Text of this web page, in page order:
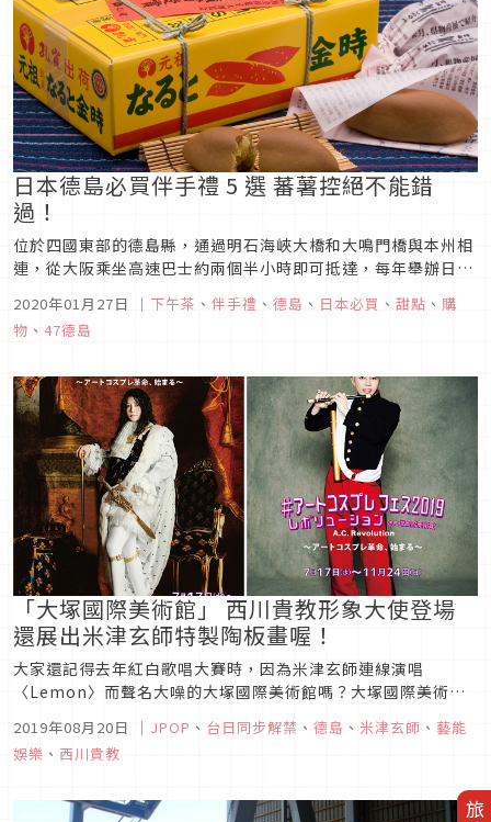
日本德島必買伴手禮 5 選 蕃薯控絕不能錯
過！
位於四國東部的德島縣，通過明石海峽大橋和大鳴門橋與本州相
連，從大阪乘坐高速巴士約兩個半小時即可抵達，每年舉辦日本
最大規模的阿波舞慶典，以及因特殊海流形成的自然奇景鳴門漩
渦，絕對值得一遊。來到這樣滿載著天然風情的德島，伴手禮種
類也是多到買不完，其中必買伴手禮就看以下介紹！1.鳴門金時
2020年01月27日 ｜ 下午茶 、 伴手禮 、 德島 、 日本必買 、 甜點 、 購
物 、 47德島
「大塚國際美術館」 西川貴教形象大使登場
還展出米津玄師特製陶板畫喔！
大家還記得去年紅白歌唱大賽時，因為米津玄師連線演唱
〈Lemon〉而聲名大噪的大塚國際美術館嗎？大塚國際美術館
為了激發民眾對於藝術的興趣，除了展出以〈Lemon〉封面特
製的陶板畫之外，更策畫了「名畫人物角色扮演節」活動，請來
「T.M.Revolution」的西川貴教擔任展覽形象大使，讓來館者
2019年08月20日 ｜ JPOP 、 台日同步解禁 、 德島 、 米津玄師 、 藝能
娛樂 、 西川貴教